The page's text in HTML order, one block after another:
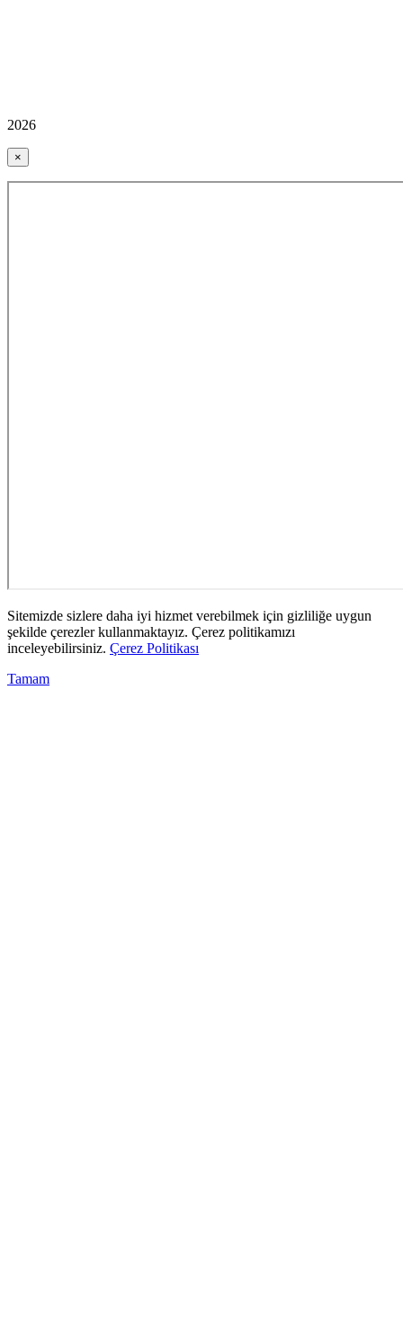
2026
×
Sitemizde sizlere daha iyi hizmet verebilmek için gizliliğe uygun
şekilde çerezler kullanmaktayız. Çerez politikamızı
inceleyebilirsiniz. Çerez Politikası
Tamam